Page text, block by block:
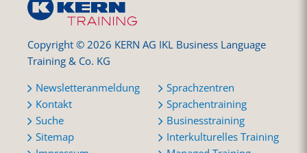
Copyright © 2026 KERN AG IKL Business Language
Training & Co. KG
Newsletteranmeldung
Kontakt
Suche
Sitemap
Sprachzentren
Sprachentraining
Businesstraining
Interkulturelles Training